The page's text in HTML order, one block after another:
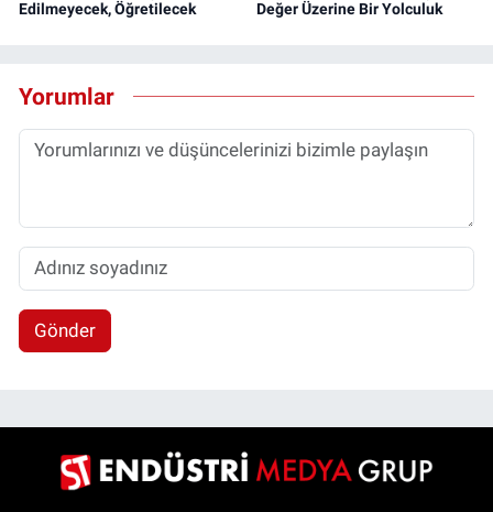
Edilmeyecek, Öğretilecek
Değer Üzerine Bir Yolculuk
Yorumlar
Gönder